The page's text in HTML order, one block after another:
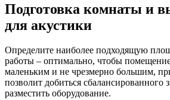
Подготовка комнаты и
для акустики
Определите наиболее подходящую
работы – оптимально, чтобы
маленьким и не чрезмерно большим,
позволит добиться сбалансированного
разместить оборудование.